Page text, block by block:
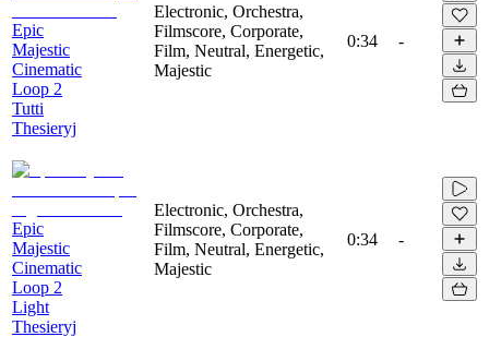
Epic
Majestic
Cinematic
Loop 2
Tutti
Thesieryj
Electronic, Orchestra,
Filmscore, Corporate,
Film, Neutral, Energetic,
Majestic
0:34 -
Epic
Majestic
Cinematic
Loop 2
Light
Thesieryj
Electronic, Orchestra,
Filmscore, Corporate,
Film, Neutral, Energetic,
Majestic
0:34 -